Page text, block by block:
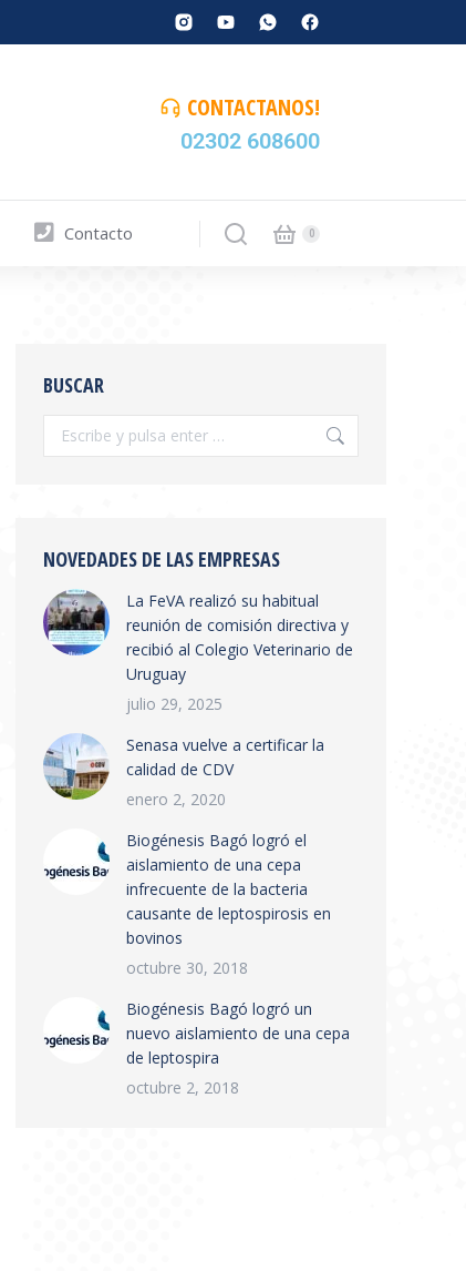
CONTACTANOS!
02302 608600
Contacto
BUSCAR
NOVEDADES DE LAS EMPRESAS
La FeVA realizó su habitual
reunión de comisión directiva y
recibió al Colegio Veterinario de
Uruguay
julio 29, 2025
Senasa vuelve a certificar la
calidad de CDV
enero 2, 2020
Biogénesis Bagó logró el
aislamiento de una cepa
infrecuente de la bacteria
causante de leptospirosis en
bovinos
octubre 30, 2018
Biogénesis Bagó logró un
nuevo aislamiento de una cepa
de leptospira
octubre 2, 2018